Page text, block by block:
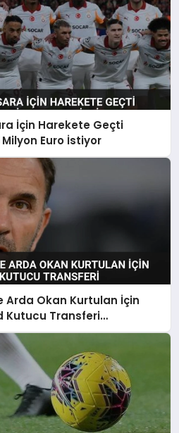
İçin Harekete Geçti
Euro İstiyor
Okan Kurtulan İçin
Kutucu Transferi